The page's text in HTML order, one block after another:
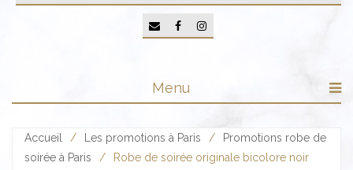
Menu
Accueil / Les promotions à Paris /
Promotions robe de
soirée à Paris
/
Robe de soirée originale bicolore noir